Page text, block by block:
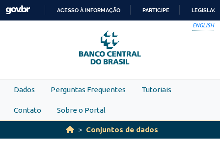
Skip to main content
PARA
O
CONTEÚDO
ACESSO À INFORMAÇÃO PARTICIPE
ENGLISH
Dados Perguntas Frequentes Tutoriais
Contato Sobre o Portal
Conjuntos de dados